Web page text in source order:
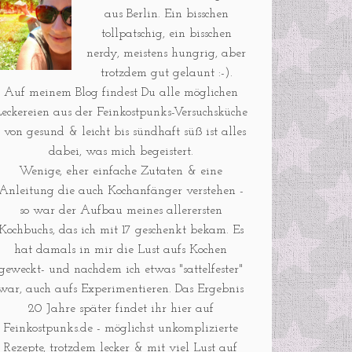
aus Berlin. Ein bisschen
tollpatschig, ein bisschen
nerdy, meistens hungrig, aber
trotzdem gut gelaunt :-).
Auf meinem Blog findest Du alle möglichen
aus der Feinkostpunks-Versuchsküche
von gesund & leicht bis sündhaft süß ist alles
dabei, was mich begeistert.
Wenige, eher einfache Zutaten & eine
die auch Kochanfänger verstehen -
so war der Aufbau meines allerersten
das ich mit 17 geschenkt bekam. Es
hat damals in mir die Lust aufs Kochen
und nachdem ich etwas "sattelfester"
auch aufs Experimentieren. Das Ergebnis
20 Jahre später findet ihr hier auf
Feinkostpunks.de - möglichst unkomplizierte
Rezepte, trotzdem lecker & mit viel Lust auf